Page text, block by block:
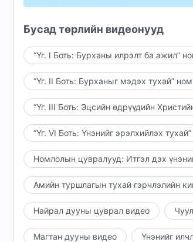
Махан бие сул дорой ч Таныг
Махан биеийг би үзэн яддаг,
Завхралаас удалгүй
Таны чин зүрхний хүслийг
Таны инээмсэглэсэн царайг
IV
Таны үг дэргэд минь байхдаа
Би сөрөг байхаа болино, би
Бусад төрлийн видеонууд
“Үг. I Боть: Бурханы илрэлт ба ажил”
“Үг. II Боть: Бурханыг мэдэх тухай”
“Үг. III Боть: Эцсийн өдрүүдийн
“Үг. VI Боть: Үнэнийг эрэлхийлэх
Номлолын цувралууд: Итгэл дэх
Амийн туршлагын тухай гэрчлэлийн
Найрал дууны цуврал видео
Магтан дууны видео Үнэнийг